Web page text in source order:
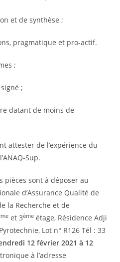
et de synthèse ;
pragmatique et pro-actif.
;
;
datant de moins de
attester de l’expérience du
Sup.
pièces sont à déposer au
d’Assurance Qualité de
la Recherche et de
et 3ème étage, Résidence Adji
Lot n° R126 Tél : 33
12 février 2021 à 12
à l’adresse